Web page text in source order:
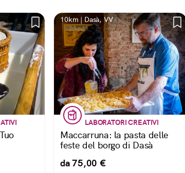
10km | Dasà, VV
LABORATORI CREATIVI
Maccarruna: la pasta delle
feste del borgo di Dasà
da 75,00 €